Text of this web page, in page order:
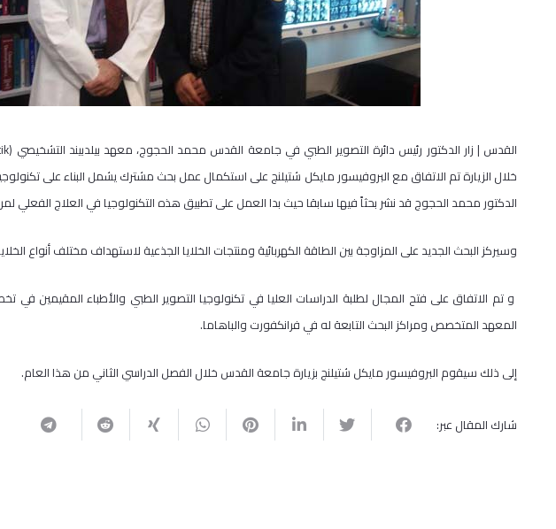
خلال الزيارة تم الاتفاق مع البروفيسور مايكل شتيلنج على استكمال عمل بحث مشترك يشمل البناء على
الدكتور محمد الحجوج قد نشر بحثاً فيها سابقا حيث بدا العمل على تطبيق هذه التكنولوجيا في العلاج الفعلي
وسيركز البحث الجديد على المزاوجة بين الطاقة الكهربائية ومنتجات الخلايا الجذعية لاستهداف مختلف أنواع
و تم الاتفاق على فتح المجال لطلبة الدراسات العليا في تكنولوجيا التصوير الطبي والأطباء المقيمين
المعهد المتخصص ومراكز البحث التابعة له في فرانكفورت والباهاما.
إلى ذلك سيقوم البروفيسور مايكل شتيلنج بزيارة جامعة القدس خلال الفصل الدراسي الثاني من هذا العام.
شارك المقال عبر: